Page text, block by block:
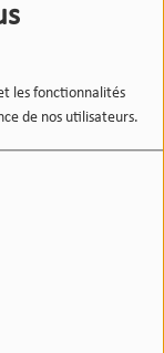
les fonctionnalités
de nos utilisateurs.